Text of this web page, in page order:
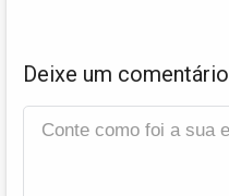
Deixe um comentário